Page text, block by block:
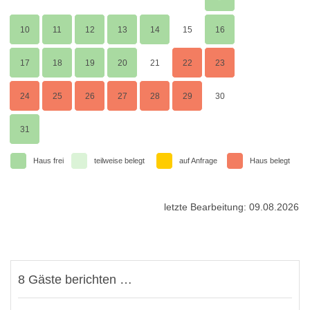
10 11 12 13 14 15 16
17 18 19 20 21 22 23
24 25 26 27 28 29 30
31
Haus frei teilweise belegt auf Anfrage Haus belegt
letzte Bearbeitung: 09.08.2026
8 Gäste berichten …